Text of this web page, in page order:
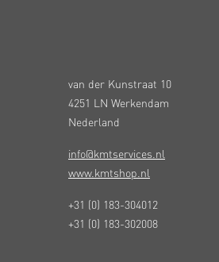
van der Kunstraat 10
4251 LN Werkendam
Nederland
info@kmtservices.nl
www.kmtshop.nl
+31 (0) 183-304012
+31 (0) 183-302008